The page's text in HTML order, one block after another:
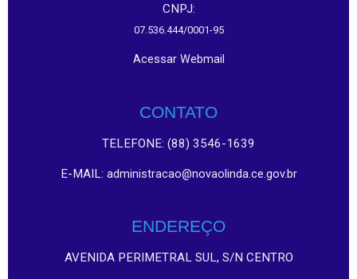
CNPJ:
07.536.444/0001-95
Acessar Webmail
CONTATO
TELEFONE: (88) 3546-1639
E-MAIL: administracao@novaolinda.ce.gov.br
ENDEREÇO
AVENIDA PERIMETRAL SUL, S/N CENTRO